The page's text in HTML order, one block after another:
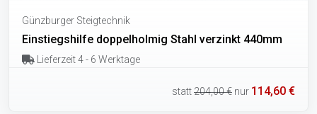
Günzburger Steigtechnik
Einstiegshilfe doppelholmig Stahl verzinkt 440mm
Lieferzeit 4 - 6 Werktage
statt204,00 € nur 114,60 €